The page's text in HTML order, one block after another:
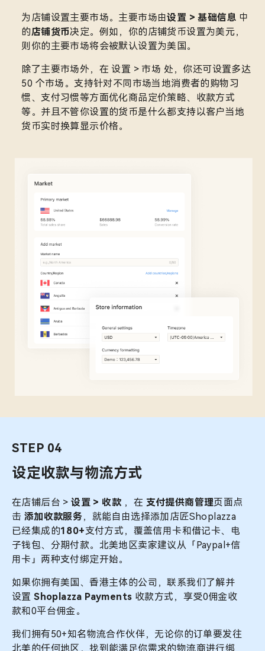
为店铺设置主要市场。主要市场由设置 > 基础信息 中
的店铺货币决定。例如，你的店铺货币设置为美元，
则你的主要市场将会被默认设置为美国。
除了主要市场外，在 设置 > 市场 处，你还可设置多达
50 个市场。支持针对不同市场当地消费者的购物习
惯、支付习惯等方面优化商品定价策略、收款方式
等。并且不管你设置的货币是什么都支持以客户当地
货币实时换算显示价格。
STEP 04
设定收款与物流方式
在店铺后台 >设置 > 收款 ，在 支付提供商管理页面点
击 添加收款服务，就能自由选择添加店匠Shoplazza
已经集成的180+支付方式，覆盖信用卡和借记卡、电
子钱包、分期付款。北美地区卖家建议从「Paypal+信
用卡」两种支付绑定开始。
如果你拥有美国、香港主体的公司，联系我们了解并
设置 Shoplazza Payments 收款方式，享受0佣金收
款和0平台佣金。
我们拥有50+知名物流合作伙伴，无论你的订单要发往
北美的任何地区，找到能满足你需求的物流商进行绑